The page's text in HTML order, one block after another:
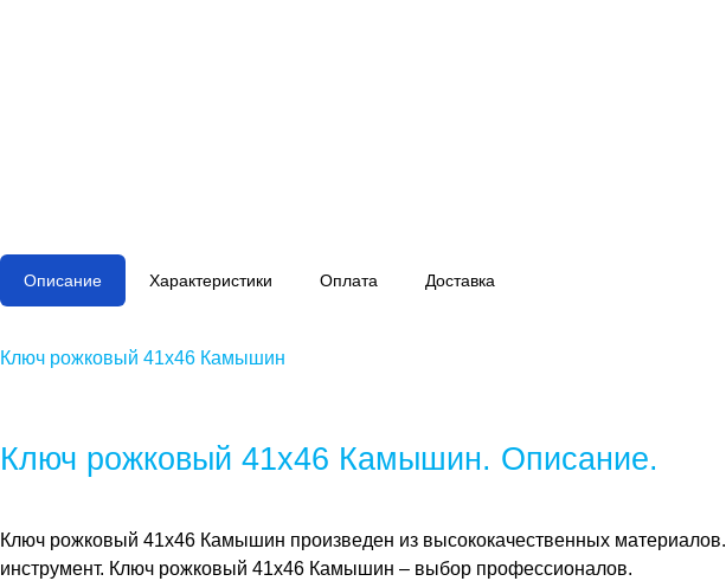
Описание Характеристики Оплата Доставка
Ключ рожковый 41х46 Камышин
Ключ рожковый 41х46 Камышин. Описание.
Ключ рожковый 41х46 Камышин произведен из высококачественных материалов.
инструмент. Ключ рожковый 41х46 Камышин – выбор профессионалов.